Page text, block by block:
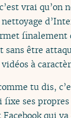
vrai qu’on
finalement
être
à
tu dis,
ses
Facebook qui